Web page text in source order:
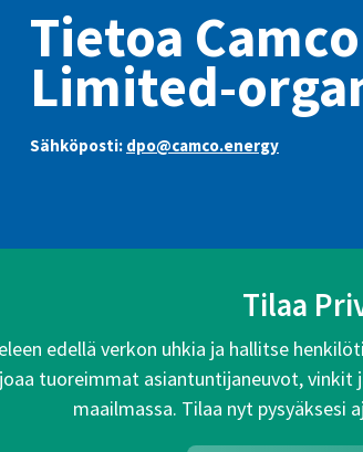
Tietoa
Limited-
Sähköposti: dpo@camco.energy
Tilaa
edellä verkon uhkia ja hallitse
tuoreimmat asiantuntijaneuvot, vinkit
maailmassa. Tilaa nyt pysyäksesi